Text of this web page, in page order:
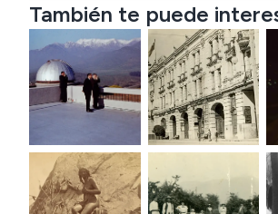
También te puede